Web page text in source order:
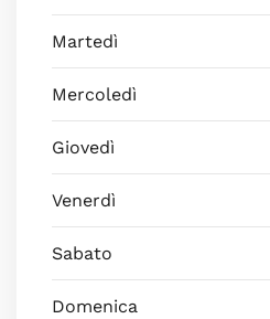
Martedì
Mercoledì
Giovedì
Venerdì
Sabato
Domenica